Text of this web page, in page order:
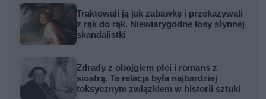
Traktowali ją jak zabawkę i przekazywali
z rąk do rąk. Niewiarygodne losy słynnej
skandalistki
Zdrady z obojgiem płci i romans z
siostrą. Ta relacja była najbardziej
toksycznym związkiem w historii sztuki